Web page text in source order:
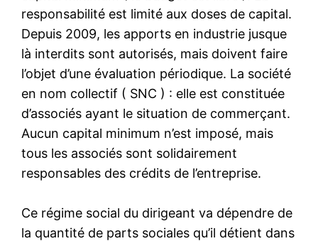
responsabilité est limité aux doses de capital.
Depuis 2009, les apports en industrie jusque
là interdits sont autorisés, mais doivent faire
l’objet d’une évaluation périodique. La société
en nom collectif ( SNC ) : elle est constituée
d’associés ayant le situation de commerçant.
Aucun capital minimum n’est imposé, mais
tous les associés sont solidairement
responsables des crédits de l’entreprise.
Ce régime social du dirigeant va dépendre de
la quantité de parts sociales qu’il détient dans